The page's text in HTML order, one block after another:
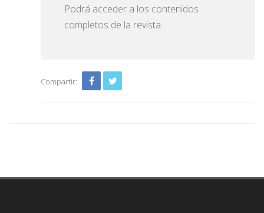
Podrá acceder a los contenidos
completos de la revista.
Compartir: